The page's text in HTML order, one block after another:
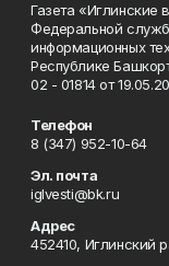
Газета «Иглинские
Федеральной
информационных
Республике
02 - 01814 от
Телефон
8 (347) 952-10-64
Эл. почта
iglvesti@bk.ru
Адрес
452410, Иглинский